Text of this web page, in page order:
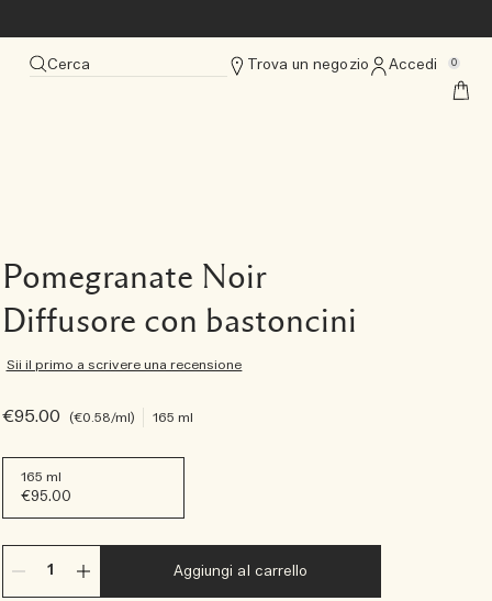
Cerca Trova un negozio Accedi 0
Pomegranate Noir
Diffusore con bastoncini
Sii il primo a scrivere una recensione
€95.00 €0.58/ml 165 ml
165 ml
€95.00
Aggiungi al carrello